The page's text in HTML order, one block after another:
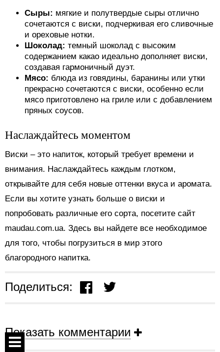
Сыры: мягкие и полутвердые сыры отлично
сочетаются с виски, подчеркивая его сливочные
и ореховые нотки.
Шоколад: темный шоколад с высоким
содержанием какао идеально дополняет виски,
создавая гармоничный дуэт.
Мясо: блюда из говядины, баранины или утки
прекрасно сочетаются с виски, особенно если
мясо приготовлено на гриле или с добавлением
пряных соусов.
Наслаждайтесь моментом
Виски – это напиток, который требует времени и
внимания. Наслаждайтесь каждым глотком,
открывайте для себя новые оттенки вкуса и аромата.
Если вы хотите узнать больше о виски и
попробовать различные его сорта, посетите сайт
maudau.com.ua. Здесь вы найдете все необходимое
для того, чтобы погрузиться в мир этого
благородного напитка.
Поделиться:
Показать комментарии